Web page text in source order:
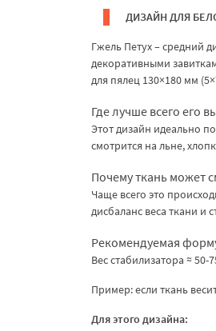
ДИЗАЙН ДЛЯ
Гжель Петух – средний
декоративными
для пялец 130×180 мм
Где лучше всего его
Этот дизайн идеально
смотрится на льне,
Почему ткань может
Чаще всего это
дисбаланс веса ткани и
Рекомендуемая
Вес стабилизатора ≈ 50-
Пример: если ткань
Для этого дизайна: